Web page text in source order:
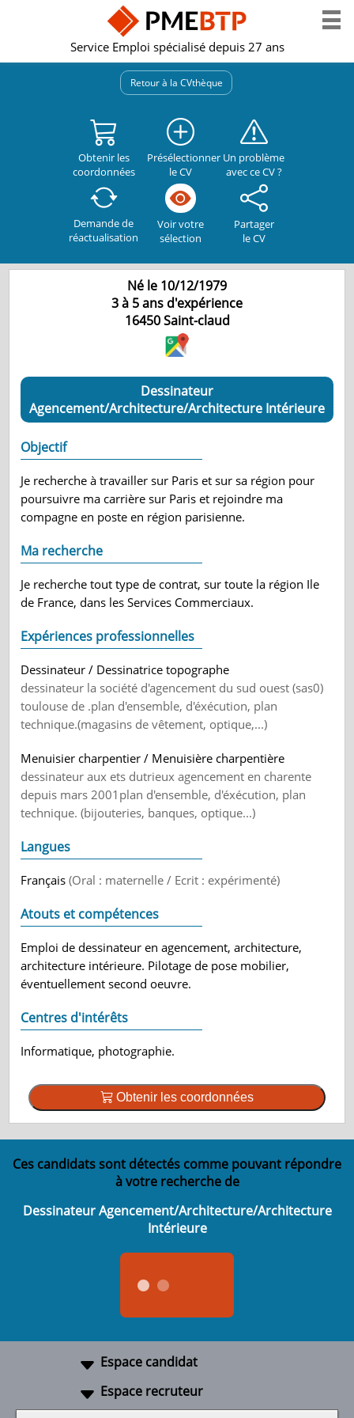
Service Emploi spécialisé depuis 27 ans
Retour à la CVthèque
Obtenir les
coordonnées
Présélectionner
le CV
Un problème
avec ce CV ?
Demande de
réactualisation
Voir votre
sélection
Partager
le CV
Né le 10/12/1979
3 à 5 ans d'expérience
16450 Saint-claud
Dessinateur
Agencement/Architecture/Architecture Intérieure
Objectif
Je recherche à travailler sur Paris et sur sa région pour
poursuivre ma carrière sur Paris et rejoindre ma
compagne en poste en région parisienne.
Ma recherche
Je recherche tout type de contrat, sur toute la région Ile
de France, dans les Services Commerciaux.
Expériences professionnelles
Dessinateur / Dessinatrice topographe
dessinateur la société d'agencement du sud ouest (sas0)
toulouse de .plan d'ensemble, d'éxécution, plan
technique.(magasins de vêtement, optique,...)
Menuisier charpentier / Menuisière charpentière
dessinateur aux ets dutrieux agencement en charente
depuis mars 2001plan d'ensemble, d'éxécution, plan
technique. (bijouteries, banques, optique...)
Langues
Français(Oral : maternelle / Ecrit : expérimenté)
Atouts et compétences
Emploi de dessinateur en agencement, architecture,
architecture intérieure. Pilotage de pose mobilier,
éventuellement second oeuvre.
Centres d'intérêts
Informatique, photographie.
Obtenir les coordonnées
Ces candidats sont détectés comme pouvant répondre
à votre recherche de
Dessinateur Agencement/Architecture/Architecture
Intérieure
Espace candidat
Espace recruteur